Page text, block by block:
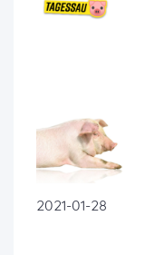
2021-01-28